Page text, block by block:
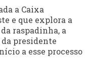
a Caixa
e que explora a
raspadinha, a
presidente
a esse processo